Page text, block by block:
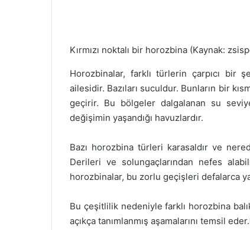
Kırmızı noktalı bir horozbina (Kaynak:
Horozbinalar, farklı türlerin çarpıcı bir
ailesidir. Bazıları suculdur. Bunların bir
geçirir. Bu bölgeler dalgalanan su
değişimin yaşandığı havuzlardır.
Bazı horozbina türleri karasaldır ve
Derileri ve solungaçlarından nefes
horozbinalar, bu zorlu geçişleri defalarca
Bu çeşitlilik nedeniyle farklı horozbina
açıkça tanımlanmış aşamalarını temsil